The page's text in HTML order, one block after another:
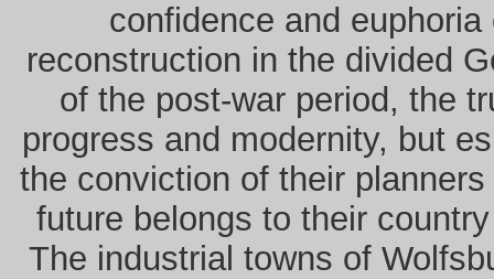
confidence and euphoria
reconstruction in the divided
of the post-war period, the
progress and modernity, but
the conviction of their
future belongs to their
The industrial towns of